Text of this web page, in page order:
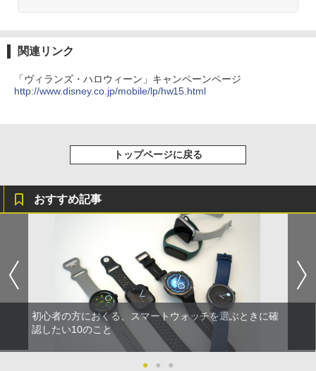
関連リンク
「ヴィランズ・ハロウィーン」キャンペーンページ
http://www.disney.co.jp/mobile/lp/hw15.html
トップページに戻る
おすすめ記事
初心者の方におくる、スマートウォッチを選ぶときに確
認したい10のこと
● ● ●